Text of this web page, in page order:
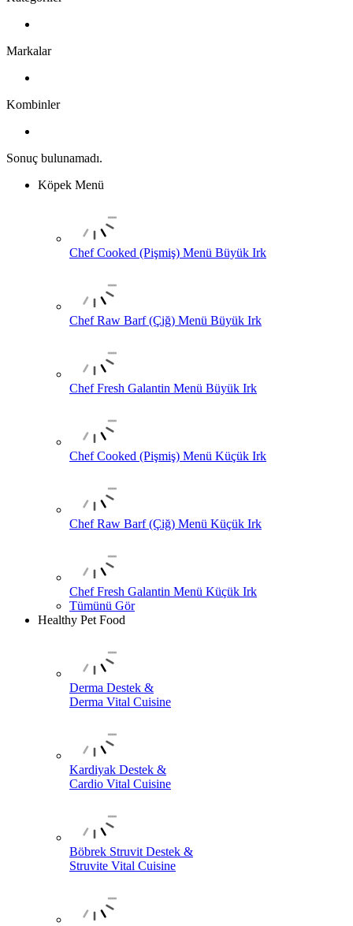
Markalar
Kombinler
Sonuç bulunamadı.
Köpek Menü
Chef Cooked (Pişmiş) Menü Büyük Irk
Chef Raw Barf (Çiğ) Menü Büyük Irk
Chef Fresh Galantin Menü Büyük Irk
Chef Cooked (Pişmiş) Menü Küçük Irk
Chef Raw Barf (Çiğ) Menü Küçük Irk
Chef Fresh Galantin Menü Küçük Irk
Tümünü Gör
Healthy Pet Food
Derma Destek &
Derma Vital Cuisine
Kardiyak Destek &
Cardio Vital Cuisine
Böbrek Struvit Destek &
Struvite Vital Cuisine